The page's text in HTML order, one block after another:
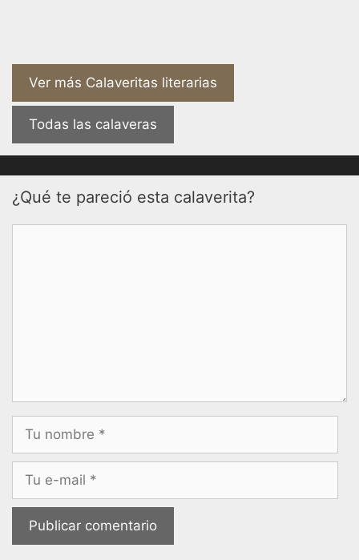
Ver más Calaveritas literarias
Todas las calaveras
¿Qué te pareció esta calaverita?
electrónico